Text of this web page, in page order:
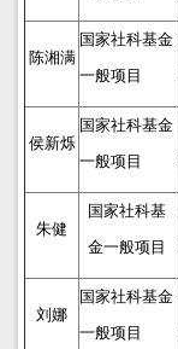
陈湘满
国家社科基金
一般项目
侯新烁
国家社科基金
一般项目
朱健
国家社科基
金一般项目
刘娜
国家社科基金
一般项目